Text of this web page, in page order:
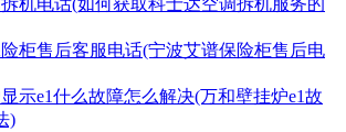
机电话(如何获取科士达空调拆机服务的
柜售后客服电话(宁波艾谱保险柜售后电
示e1什么故障怎么解决(万和壁挂炉e1故
)